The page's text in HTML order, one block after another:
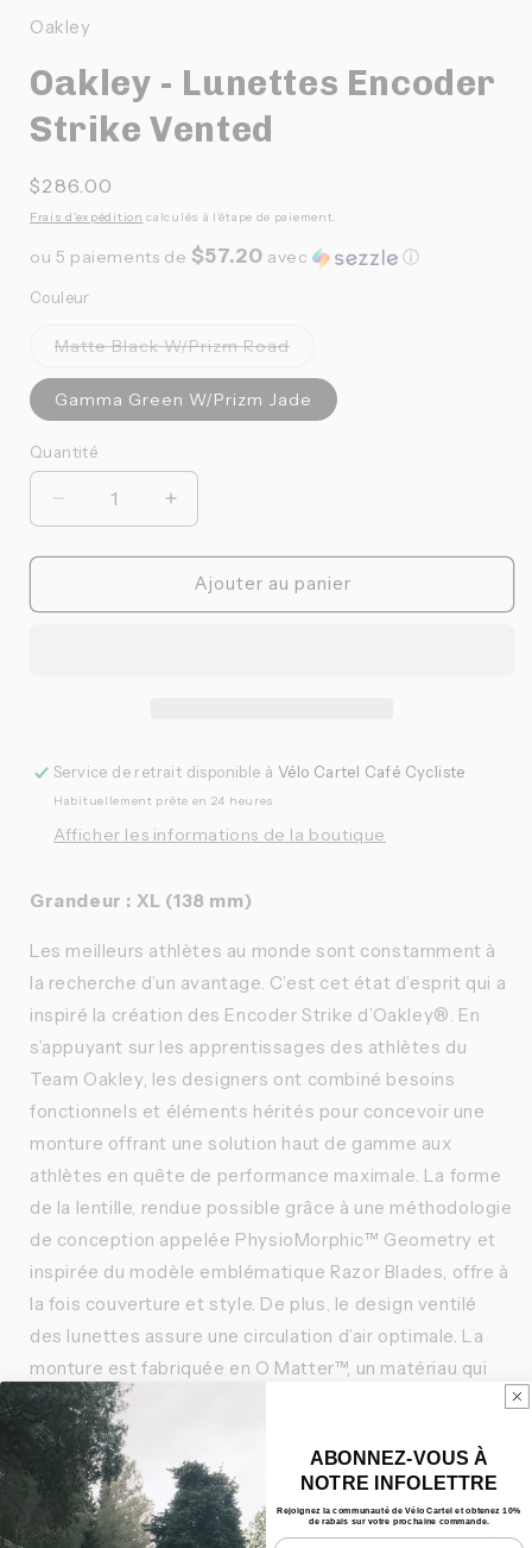
fenêtre
Oakley
Oakley - Lunettes Encoder
Strike Vented
Prix
habituel
$286.00
Frais d'expédition calculés à l'étape de paiement.
ou 5 paiements de $57.20 avec ⓘ
Couleur
Matte Black W/Prizm RoadVariante
ou
indisponible
Gamma Green W/Prizm Jade
Quantité
Quantité
Réduire
la
quantité
Oakley
Augmenter
la
quantité
Oakley
Ajouter au panier
Service de retrait disponible à Vélo Cartel Café Cycliste
Habituellement prête en 24 heures
Afficher les informations de la boutique
Grandeur : XL (138 mm)
Les meilleurs athlètes au monde sont constamment à
la recherche d’un avantage. C’est cet état d’esprit qui a
inspiré la création des Encoder Strike d’Oakley®. En
s’appuyant sur les apprentissages des athlètes du
Team Oakley, les designers ont combiné besoins
fonctionnels et éléments hérités pour concevoir une
monture offrant une solution haut de gamme aux
athlètes en quête de performance maximale. La forme
de la lentille, rendue possible grâce à une méthodologie
de conception appelée PhysioMorphic™ Geometry et
inspirée du modèle emblématique Razor Blades, offre à
la fois couverture et style. De plus, le design ventilé
des lunettes assure une circulation d’air optimale. La
monture est fabriquée en O Matter™, un matériau qui
offre résistance, confort et durabilité.
Caractéristiques
Nos Bundles
ABONNEZ-VOUS À
NOTRE INFOLETTRE
Rejoignez la communauté de Vélo Cartel et obtenez 10%
de rabais sur votre prochaine commande.
Email